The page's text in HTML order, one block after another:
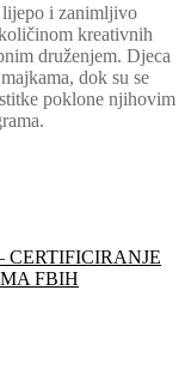
i zanimljivo
kreativnih
druženjem. Djeca
dok su se
poklone njihovim
FBIH